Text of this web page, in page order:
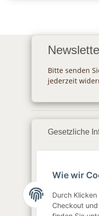
Bitte senden
jederzeit
Gesetzliche
AGB
Sitemap
Impressum
Wie wir
Durch
Checkout